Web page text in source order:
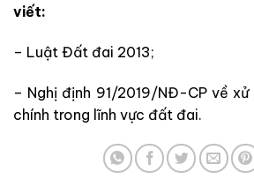
viết:
– Luật Đất đai 2013;
– Nghị định 91/2019/NĐ-CP về xử
chính trong lĩnh vực đất đai.